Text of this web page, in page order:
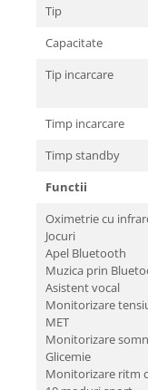
Tip
Capacitate
Tip incarcare
Timp incarcare
Timp standby
Functii
Oximetrie cu
Jocuri
Apel Bluetooth
Muzica prin
Asistent vocal
Monitorizare
MET
Monitorizare somn
Glicemie
Monitorizare ritm